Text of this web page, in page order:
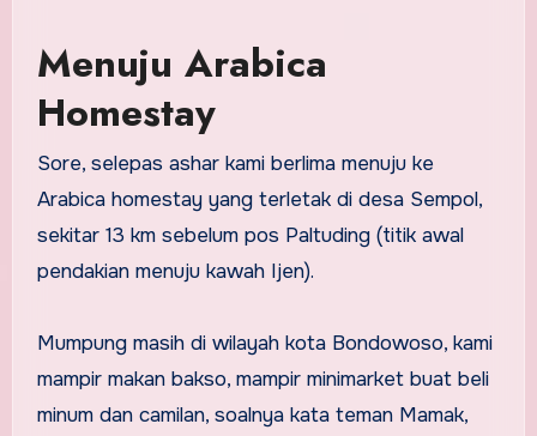
Menuju Arabica
Homestay
Sore, selepas ashar kami berlima menuju ke
Arabica homestay yang terletak di desa Sempol,
sekitar 13 km sebelum pos Paltuding (titik awal
pendakian menuju kawah Ijen).
Mumpung masih di wilayah kota Bondowoso, kami
mampir makan bakso, mampir minimarket buat beli
minum dan camilan, soalnya kata teman Mamak,